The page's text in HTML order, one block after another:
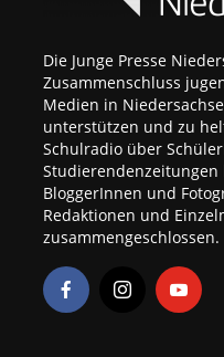
Die Junge Presse
Zusammenschluss
Medien in
unterstützen und zu
Schulradio über
BloggerInnen und
Redaktionen und
zusammengeschlossen.